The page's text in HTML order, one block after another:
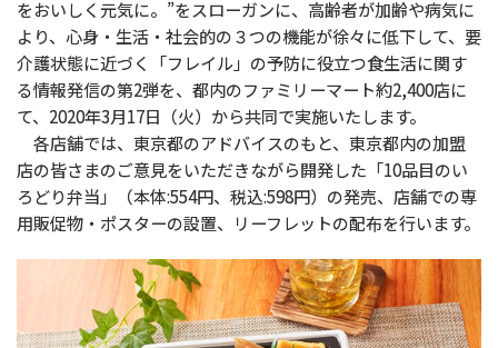
をおいしく元気に。”をスローガンに、高齢者が加齢や病気に
より、心身・生活・社会的の３つの機能が徐々に低下して、要
介護状態に近づく「フレイル」の予防に役立つ食生活に関す
る情報発信の第2弾を、都内のファミリーマート約2,400店に
て、2020年3月17日（火）から共同で実施いたします。
各店舗では、東京都のアドバイスのもと、東京都内の加盟
店の皆さまのご意見をいただきながら開発した「10品目のい
ろどり弁当」（本体:554円、税込:598円）の発売、店舗での専
用販促物・ポスターの設置、リーフレットの配布を行います。